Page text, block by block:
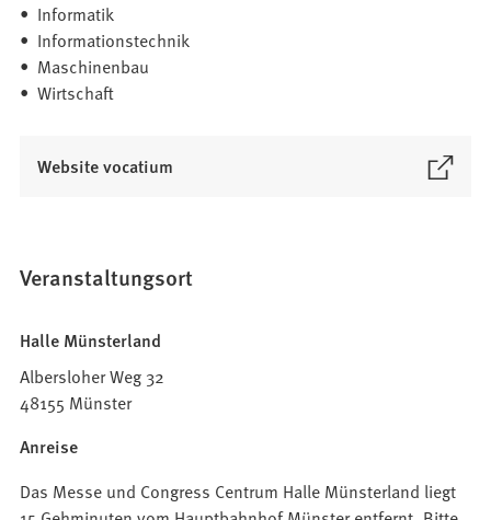
• Informatik
• Informationstechnik
• Maschinenbau
• Wirtschaft
Website vocatium
n
i
n
e
n
e
Veranstaltungsort
Halle Münsterland
Albersloher Weg 32
48155 Münster
Anreise
Das Messe und Congress Centrum Halle Münsterland liegt